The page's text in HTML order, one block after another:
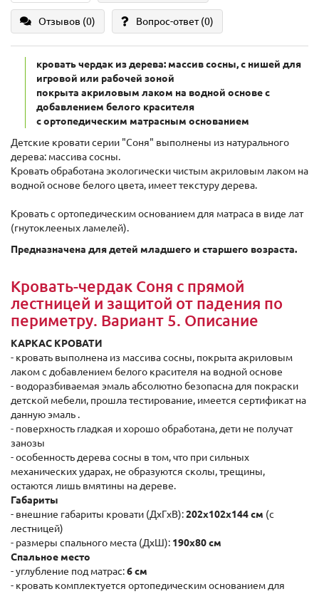
Отзывов (0) Вопрос-ответ(0)
кровать чердак из дерева: массив сосны, с нишей для
игровой или рабочей зоной
покрыта акриловым лаком на водной основе с
добавлением белого красителя
с ортопедическим матрасным основанием
Детские кровати серии "Соня" выполнены из натурального
дерева: массива сосны.
Кровать обработана экологически чистым акриловым лаком на
водной основе белого цвета, имеет текстуру дерева.
Кровать с ортопедическим основанием для матраса в виде лат
(гнутоклееных ламелей).
Предназначена для детей младшего и старшего возраста.
Кровать-чердак Соня с прямой
лестницей и защитой от падения по
периметру. Вариант 5. Описание
КАРКАС КРОВАТИ
- кровать выполнена из массива сосны, покрыта акриловым
лаком с добавлением белого красителя на водной основе
- водоразбиваемая эмаль абсолютно безопасна для покраски
детской мебели, прошла тестирование, имеется сертификат на
данную эмаль .
- поверхность гладкая и хорошо обработана, дети не получат
занозы
- особенность дерева сосны в том, что при сильных
механических ударах, не образуются сколы, трещины,
остаются лишь вмятины на дереве.
Габариты
- внешние габариты кровати (ДхГxВ):202x102x144 см (с
лестницей)
- размеры спального места (ДхШ): 190x80 см
Спальное место
- углубление под матрас:6 см
- кровать комплектуется ортопедическим основанием для